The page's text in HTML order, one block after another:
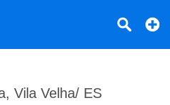
Vila Velha/ ES